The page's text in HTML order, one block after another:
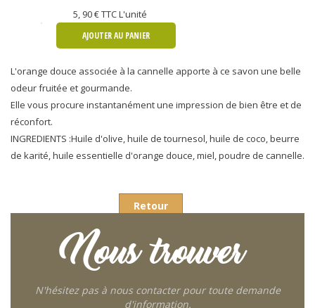
5, 90 €TTC L'unité
AJOUTER AU PANIER
L'orange douce associée à la cannelle apporte à ce savon une belle
odeur fruitée et gourmande.
Elle vous procure instantanément une impression de bien être et de
réconfort.
INGREDIENTS :Huile d'olive, huile de tournesol, huile de coco, beurre
de karité, huile essentielle d'orange douce, miel, poudre de cannelle.
Retour
Nous trouver
N'hésitez pas à nous contacter pour toute demande
d'information.